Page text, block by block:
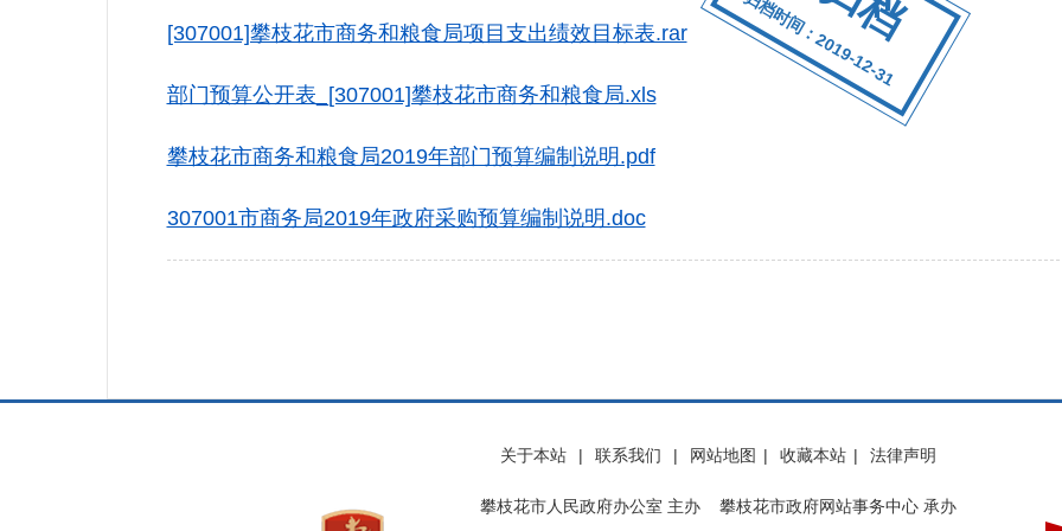
归档时间：2019-12-31
[307001]攀枝花市商务和粮食局项目支出绩效目标表.rar
部门预算公开表_[307001]攀枝花市商务和粮食局.xls
攀枝花市商务和粮食局2019年部门预算编制说明.pdf
307001市商务局2019年政府采购预算编制说明.doc
关于本站 | 联系我们 | 网站地图 | 收藏本站 | 法律声明
攀枝花市人民政府办公室 主办 攀枝花市政府网站事务中心 承办